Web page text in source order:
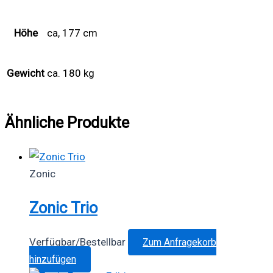
Höhe ca, 177 cm
Gewicht ca. 180 kg
Ähnliche Produkte
Zonic
Zonic Trio
Verfügbar/Bestellbar
Zum Anfragekorb
hinzufügen